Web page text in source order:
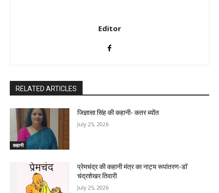
Editor
RELATED ARTICLES
कहानी
जिज्ञासा सिंह की कहानी- कतर ब्योंत
July 25, 2026
प्रेमचंद्र की कहानी मंत्र का नाट्य रूपांतरण-डॉ
चंद्रशेखर तिवारी
July 25, 2026